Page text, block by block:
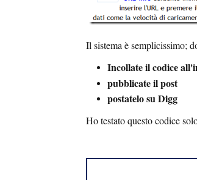
Il sistema è semplicissimo;
Incollate il codice
pubblicate il post
postatelo su Digg
Ho testato questo codice